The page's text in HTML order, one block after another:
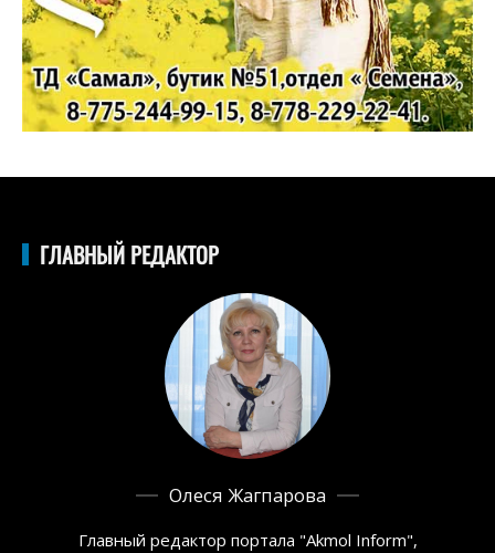
ГЛАВНЫЙ РЕДАКТОР
Олеся Жагпарова
Главный редактор портала "Akmol Inform",